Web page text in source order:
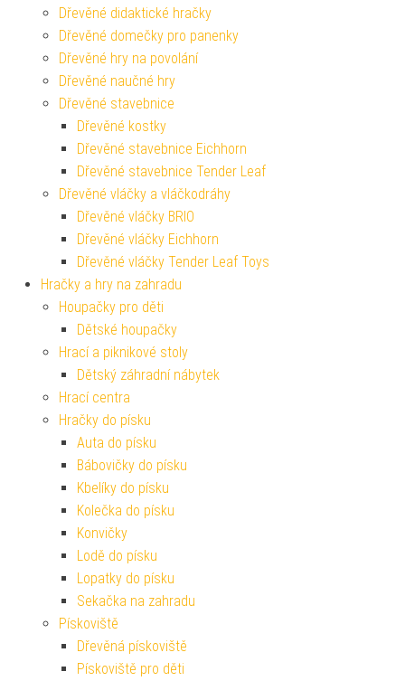
Dřevěné didaktické hračky
Dřevěné domečky pro panenky
Dřevěné hry na povolání
Dřevěné naučné hry
Dřevěné stavebnice
Dřevěné kostky
Dřevěné stavebnice Eichhorn
Dřevěné stavebnice Tender Leaf
Dřevěné vláčky a vláčkodráhy
Dřevěné vláčky BRIO
Dřevěné vláčky Eichhorn
Dřevěné vláčky Tender Leaf Toys
Hračky a hry na zahradu
Houpačky pro děti
Dětské houpačky
Hrací a piknikové stoly
Dětský záhradní nábytek
Hrací centra
Hračky do písku
Auta do písku
Bábovičky do písku
Kbelíky do písku
Kolečka do písku
Konvičky
Lodě do písku
Lopatky do písku
Sekačka na zahradu
Pískoviště
Dřevěná pískoviště
Pískoviště pro děti